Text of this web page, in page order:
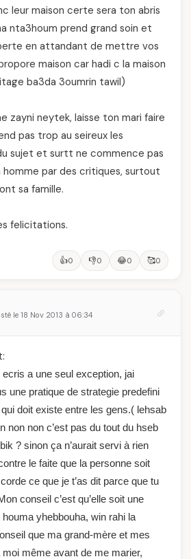
leur maison certe sera ton abris
nta3houm prend grand soin et
en attandant de mettre vos
maison car hadi c la maison
ba3da 3oumrin tawil)
zayni neytek, laisse ton mari faire
pas trop au seireux les
sujet et surtt ne commence pas
par des critiques, surtout
sa famille.
felicitations.
👍0 👎0 😂0 🥰0
le 18 Nov 2013 à 06:34
a une seul exception, jai
une pratique de strategie predefini
doit existe entre les gens.( lehsab
non non c’est pas du tout du hseb
? sinon ça n’aurait servi à rien
le faite que la personne soit
ce que je t’as dit parce que tu
conseil c’est qu’elle soit une
houma yhebbouha, win rahi la
que ma grand-mère et mes
moi même avant de me marier,